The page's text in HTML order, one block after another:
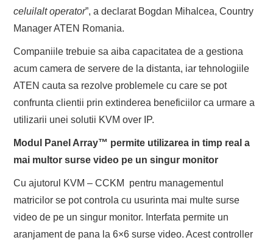
celuilalt operator”, a declarat Bogdan Mihalcea, Country
Manager ATEN Romania.
Companiile trebuie sa aiba capacitatea de a gestiona
acum camera de servere de la distanta, iar tehnologiile
ATEN cauta sa rezolve problemele cu care se pot
confrunta clientii prin extinderea beneficiilor ca urmare a
utilizarii unei solutii KVM over IP.
Modul Panel Array™ permite utilizarea in timp real a
mai multor surse video pe un singur monitor
Cu ajutorul KVM – CCKM pentru managementul
matricilor se pot controla cu usurinta mai multe surse
video de pe un singur monitor. Interfata permite un
aranjament de pana la 6×6 surse video. Acest controller